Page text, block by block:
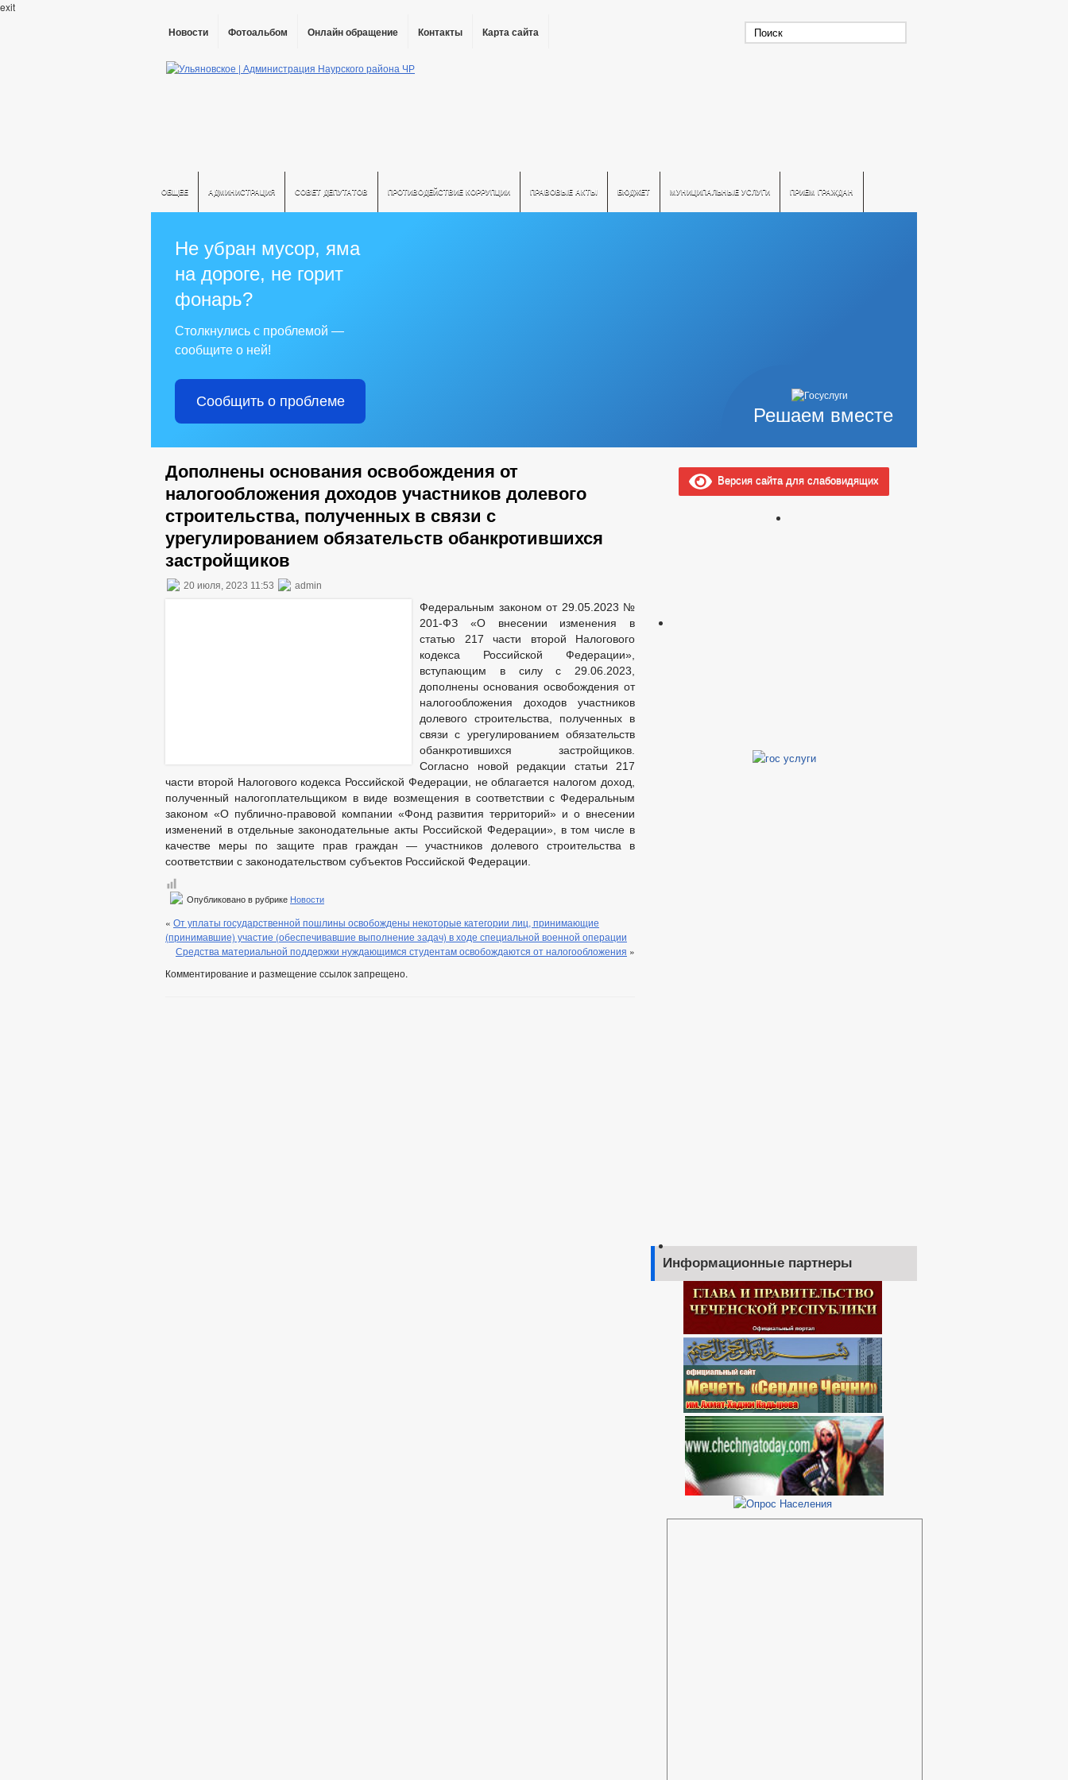
exit
Новости Фотоальбом Онлайн обращение Контакты Карта сайта
ОБЩЕЕ АДМИНИСТРАЦИЯ СОВЕТ ДЕПУТАТОВ ПРОТИВОДЕЙСТВИЕ КОРРУПЦИИ ПРАВОВЫЕ АКТЫ БЮДЖЕТ МУНИЦИПАЛЬНЫЕ УСЛУГИ ПРИЕМ ГРАЖДАН
Решаем вместе
Не убран мусор, яма
на дороге, не горит
фонарь?
Столкнулись с проблемой —
сообщите о ней!
Сообщить о проблеме
Дополнены основания освобождения от
налогообложения доходов участников долевого
строительства, полученных в связи с
урегулированием обязательств обанкротившихся
застройщиков
20 июля, 2023 11:53 admin
Федеральным законом от 29.05.2023 №
201-ФЗ «О внесении изменения в
статью 217 части второй Налогового
кодекса Российской Федерации»,
вступающим в силу с 29.06.2023,
дополнены основания освобождения от
налогообложения доходов участников
долевого строительства, полученных в
связи с урегулированием обязательств
обанкротившихся застройщиков.
Согласно новой редакции статьи 217
части второй Налогового кодекса Российской Федерации, не облагается налогом доход,
полученный налогоплательщиком в виде возмещения в соответствии с Федеральным
законом «О публично-правовой компании «Фонд развития территорий» и о внесении
изменений в отдельные законодательные акты Российской Федерации», в том числе в
качестве меры по защите прав граждан — участников долевого строительства в
соответствии с законодательством субъектов Российской Федерации.
Опубликовано в рубрике Новости
« От уплаты государственной пошлины освобождены некоторые категории лиц, принимающие
(принимавшие) участие (обеспечивавшие выполнение задач) в ходе специальной военной операции
Средства материальной поддержки нуждающимся студентам освобождаются от налогообложения »
Комментирование и размещение ссылок запрещено.
Версия сайта для слабовидящих
Информационные партнеры